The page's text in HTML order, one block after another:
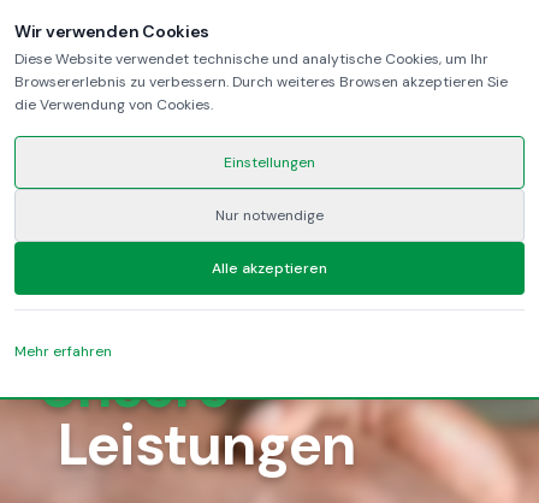
Dienstleistungen, um Ihre Geschäftsaktivitäten in
Italien zu unterstützen.
Unsere
Leistungen
Wir verwenden Cookies
Diese Website verwendet technische und analytische Cookies, um Ihr
Browsererlebnis zu verbessern. Durch weiteres Browsen akzeptieren Sie
die Verwendung von Cookies.
Einstellungen
Nur notwendige
Alle akzeptieren
Mehr erfahren